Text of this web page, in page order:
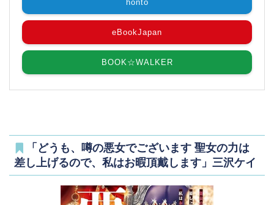
honto
eBookJapan
BOOK☆WALKER
「どうも、噂の悪女でございます 聖女の力は
差し上げるので、私はお暇頂戴します」三沢ケイ